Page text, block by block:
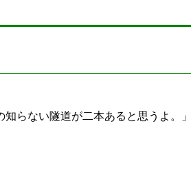
らない隧道が二本あると思うよ。